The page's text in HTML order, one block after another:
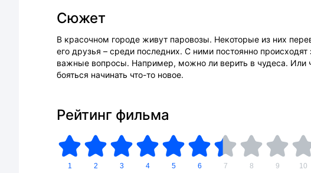
Сюжет
В красочном городе живут паровозы. Некоторые из них
его друзья – среди последних. С ними постоянно
важные вопросы. Например, можно ли верить в чудеса. Или
бояться начинать что-то новое.
Рейтинг фильма
1 2 3 4 5 6 7 8 9 10